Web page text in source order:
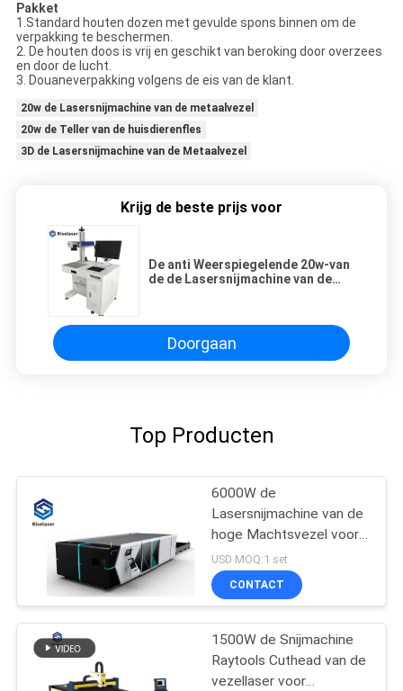
Pakket
1.Standard houten dozen met gevulde spons binnen om de
verpakking te beschermen.
2. De houten doos is vrij en geschikt van beroking door overzees
en door de lucht.
3. Douaneverpakking volgens de eis van de klant.
20w de Lasersnijmachine van de metaalvezel
20w de Teller van de huisdierenfles
3D de Lasersnijmachine van de Metaalvezel
Krijg de beste prijs voor
De anti Weerspiegelende 20w-van
de de Lasersnijmachine van de
Doorgaan
Top Producten
6000W de
Lasersnijmachine van de
hoge Machtsvezel voor
Metaal
USD MOQ:1 set
CONTACT
1500W de Snijmachine
Raytools Cuthead van de
vezellaser voor